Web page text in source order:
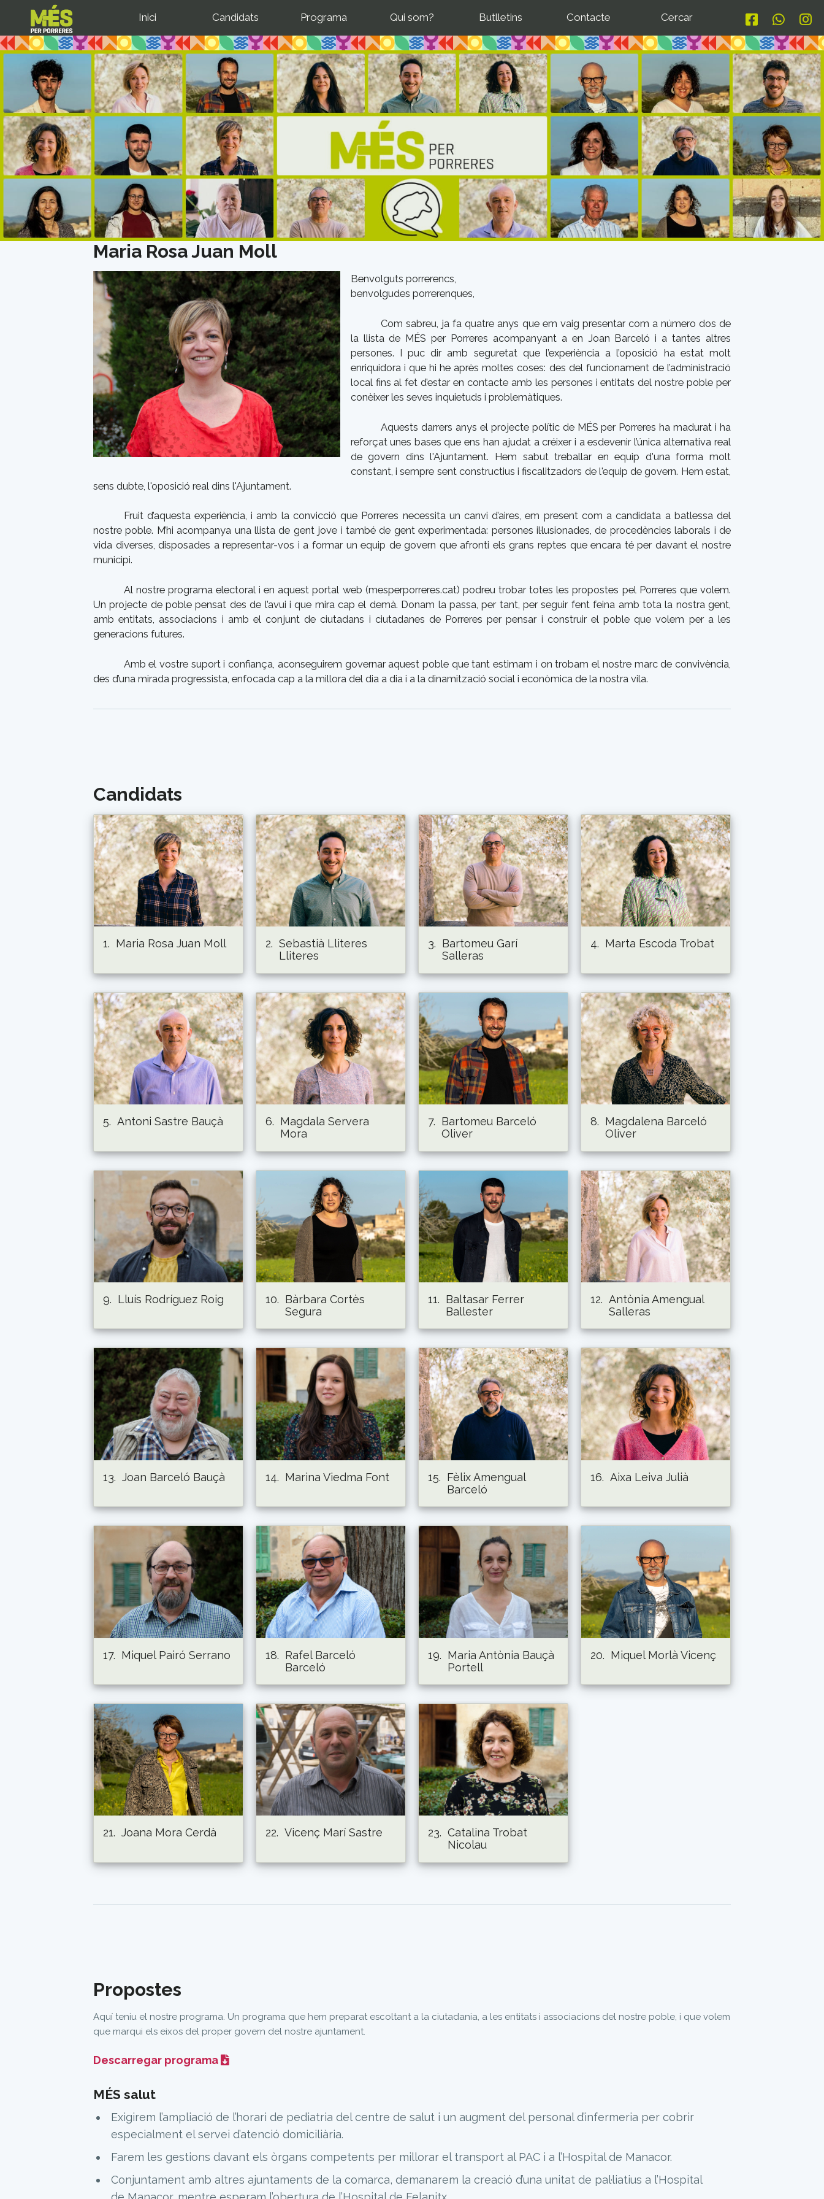
Inici Candidats Programa Qui som? Butlletins Contacte Cercar
Maria Rosa Juan Moll
Benvolguts porrerencs,
benvolgudes porrerenques,
Com sabreu, ja fa quatre anys que em vaig presentar com a número dos de
la llista de MÉS per Porreres acompanyant a en Joan Barceló i a tantes altres
persones. I puc dir amb seguretat que l’experiència a l’oposició ha estat molt
enriquidora i que hi he après moltes coses: des del funcionament de l’administració
local fins al fet d’estar en contacte amb les persones i entitats del nostre poble per
conèixer les seves inquietuds i problemàtiques.
Aquests darrers anys el projecte polític de MÉS per Porreres ha madurat i ha
reforçat unes bases que ens han ajudat a créixer i a esdevenir l’única alternativa real
de govern dins l'Ajuntament. Hem sabut treballar en equip d'una forma molt
constant, i sempre sent constructius i fiscalitzadors de l'equip de govern. Hem estat,
sens dubte, l'oposició real dins l'Ajuntament.
Fruit d’aquesta experiència, i amb la convicció que Porreres necessita un canvi d’aires, em present com a candidata a batlessa del
nostre poble. M’hi acompanya una llista de gent jove i també de gent experimentada: persones il·lusionades, de procedències laborals i de
vida diverses, disposades a representar-vos i a formar un equip de govern que afronti els grans reptes que encara té per davant el nostre
municipi.
Al nostre programa electoral i en aquest portal web (mesperporreres.cat) podreu trobar totes les propostes pel Porreres que volem.
Un projecte de poble pensat des de l’avui i que mira cap el demà. Donam la passa, per tant, per seguir fent feina amb tota la nostra gent,
amb entitats, associacions i amb el conjunt de ciutadans i ciutadanes de Porreres per pensar i construir el poble que volem per a les
generacions futures.
Amb el vostre suport i confiança, aconseguirem governar aquest poble que tant estimam i on trobam el nostre marc de convivència,
des d’una mirada progressista, enfocada cap a la millora del dia a dia i a la dinamització social i econòmica de la nostra vila.
Candidats
1. Maria Rosa Juan Moll 2. Sebastià Lliteres
Lliteres
3. Bartomeu Garí
Salleras
4. Marta Escoda Trobat
5. Antoni Sastre Bauçà 6. Magdala Servera
Mora
7. Bartomeu Barceló
Oliver
8. Magdalena Barceló
Oliver
9. Lluís Rodríguez Roig 10. Bàrbara Cortès
Segura
11. Baltasar Ferrer
Ballester
12. Antònia Amengual
Salleras
13. Joan Barceló Bauçà 14. Marina Viedma Font 15. Fèlix Amengual
Barceló
16. Aixa Leiva Julià
17. Miquel Pairó Serrano 18. Rafel Barceló
Barceló
19. Maria Antònia Bauçà
Portell
20. Miquel Morlà Vicenç
21. Joana Mora Cerdà 22. Vicenç Marí Sastre 23. Catalina Trobat
Nicolau
Propostes
Aquí teniu el nostre programa. Un programa que hem preparat escoltant a la ciutadania, a les entitats i associacions del nostre poble, i que volem
que marqui els eixos del proper govern del nostre ajuntament.
Descarregar programa
MÉS salut
Exigirem l’ampliació de l’horari de pediatria del centre de salut i un augment del personal d’infermeria per cobrir
especialment el servei d’atenció domiciliària.
Farem les gestions davant els òrgans competents per millorar el transport al PAC i a l’Hospital de Manacor.
Conjuntament amb altres ajuntaments de la comarca, demanarem la creació d’una unitat de pal·liatius a l’Hospital